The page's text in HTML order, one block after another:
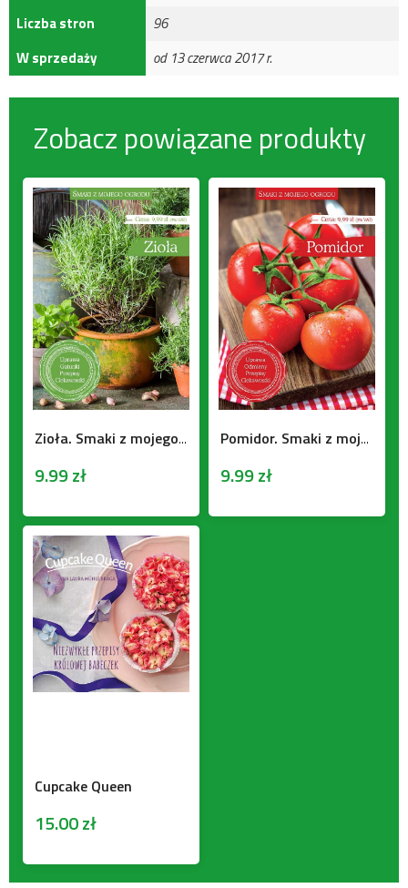
Liczba stron
96
W sprzedaży
od 13 czerwca 2017 r.
Zobacz powiązane produkty
Zioła. Smaki z mojego ogrodu
9.99zł
Pomidor. Smaki z mojego ogrodu
9.99zł
Cupcake Queen
15.00zł